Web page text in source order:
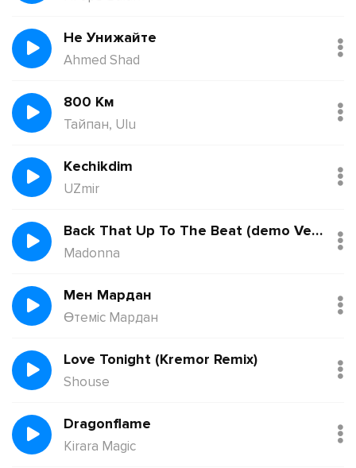
Не Унижайте
Ahmed Shad
800 Км
Тайпан, Ulu
Kechikdim
UZmir
Back That Up To The Beat (demo Version)
Madonna
Мен Мардан
Өтеміс Мардан
Love Tonight (Kremor Remix)
Shouse
Dragonflame
Kirara Magic